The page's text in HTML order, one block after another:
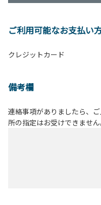
ご利用可能なお支払い
クレジットカード
備考欄
連絡事項がありましたら、
所の指定はお受けできません